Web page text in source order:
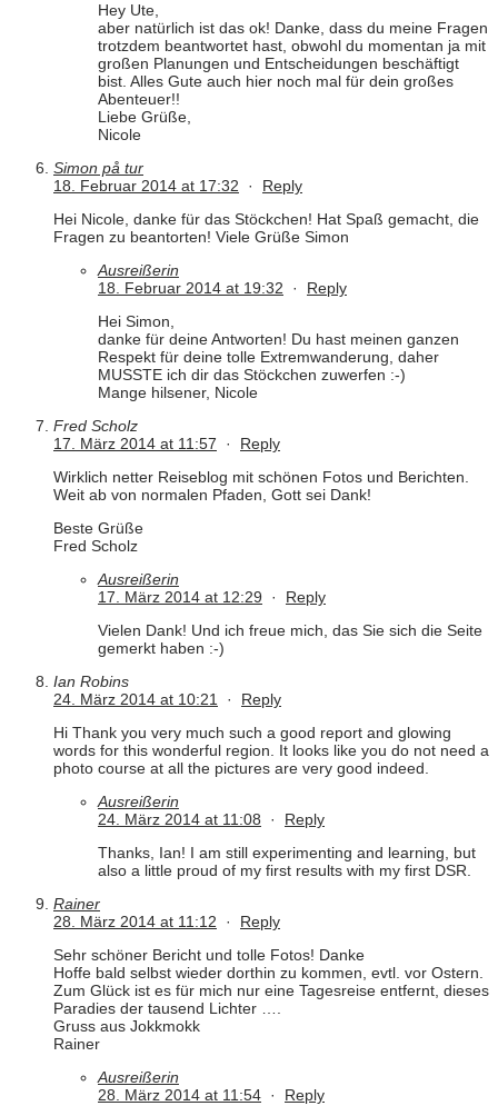
Hey Ute,
aber natürlich ist das ok! Danke, dass du meine Fragen
trotzdem beantwortet hast, obwohl du momentan ja mit
großen Planungen und Entscheidungen beschäftigt
bist. Alles Gute auch hier noch mal für dein großes
Abenteuer!!
Liebe Grüße,
Nicole
Simon på tur
18. Februar 2014 at 17:32 · Reply
Hei Nicole, danke für das Stöckchen! Hat Spaß gemacht, die
Fragen zu beantorten! Viele Grüße Simon
Ausreißerin
18. Februar 2014 at 19:32 · Reply
Hei Simon,
danke für deine Antworten! Du hast meinen ganzen
Respekt für deine tolle Extremwanderung, daher
MUSSTE ich dir das Stöckchen zuwerfen :-)
Mange hilsener, Nicole
Fred Scholz
17. März 2014 at 11:57 · Reply
Wirklich netter Reiseblog mit schönen Fotos und Berichten.
Weit ab von normalen Pfaden, Gott sei Dank!
Beste Grüße
Fred Scholz
Ausreißerin
17. März 2014 at 12:29 · Reply
Vielen Dank! Und ich freue mich, das Sie sich die Seite
gemerkt haben :-)
Ian Robins
24. März 2014 at 10:21 · Reply
Hi Thank you very much such a good report and glowing
words for this wonderful region. It looks like you do not need a
photo course at all the pictures are very good indeed.
Ausreißerin
24. März 2014 at 11:08 · Reply
Thanks, Ian! I am still experimenting and learning, but
also a little proud of my first results with my first DSR.
Rainer
28. März 2014 at 11:12 · Reply
Sehr schöner Bericht und tolle Fotos! Danke
Hoffe bald selbst wieder dorthin zu kommen, evtl. vor Ostern.
Zum Glück ist es für mich nur eine Tagesreise entfernt, dieses
Paradies der tausend Lichter ….
Gruss aus Jokkmokk
Rainer
Ausreißerin
28. März 2014 at 11:54 · Reply